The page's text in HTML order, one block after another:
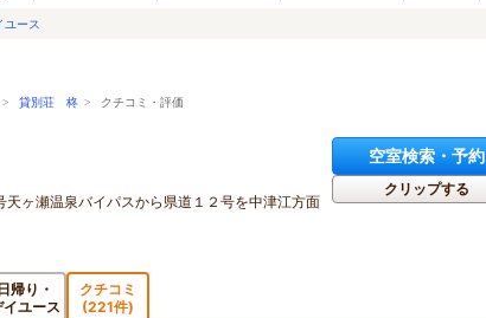
ユース
> 貸別荘 柊 > クチコミ・評価
ヶ瀬温泉バイパスから県道１２号を中津江方面
空室検索・予約
クリップする
日帰り・
イユース
クチコミ
(221件)